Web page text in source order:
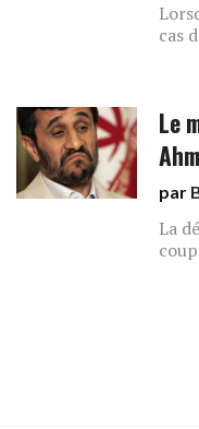
cas
Le
par
La